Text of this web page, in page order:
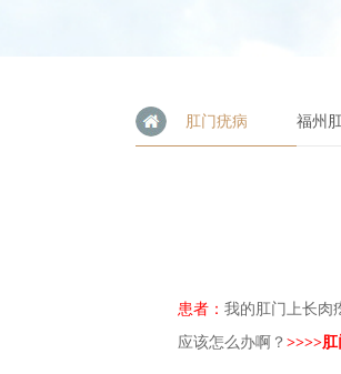
肛门疣病 福州
患者： 我的肛门上长肉
应该怎么办啊？ >>>>